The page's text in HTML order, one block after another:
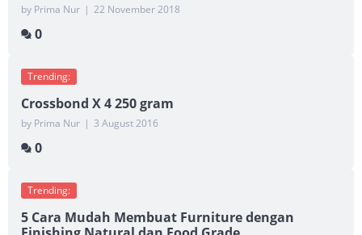
by Prima Nur | 22 November 2018
0
Trending:
Crossbond X 4 250 gram
by Prima Nur | 3 August 2016
0
Trending:
5 Cara Mudah Membuat Furniture dengan